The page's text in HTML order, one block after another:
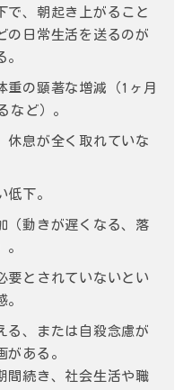
で、朝起き上がること
の日常生活を送るのが
重の顕著な増減（1ヶ月
など）。
休息が全く取れていな
低下。
（動きが遅くなる、落
。
要とされていないとい
。
る、または自殺念慮が
がある。
間続き、社会生活や職